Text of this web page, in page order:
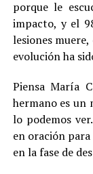
porque le
impacto, y el
lesiones
evolución ha
Piensa María
hermano es un
lo podemos
en oración
en la fase de